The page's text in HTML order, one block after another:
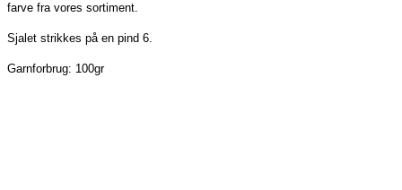
farve fra vores sortiment.
Sjalet strikkes på en pind 6.
Garnforbrug: 100gr